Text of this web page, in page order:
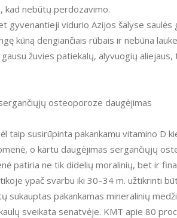
kad nebūtų perdozavimo.
gyvenantieji vidurio Azijos šalyse
kūną dengiančiais rūbais ir nebūna
žuvies patiekalų, alyvuogių
osteoporoze daugėjimas
taip susirūpinta pakankamu vitamino D
o kartu daugėjimas sergančiųjų
patiria ne tik didelių moralinių, bet ir
ypač svarbu iki 30–34 m. užtikrinti
sukauptas pakankamas mineralinių
sveikata senatvėje. KMT apie 80